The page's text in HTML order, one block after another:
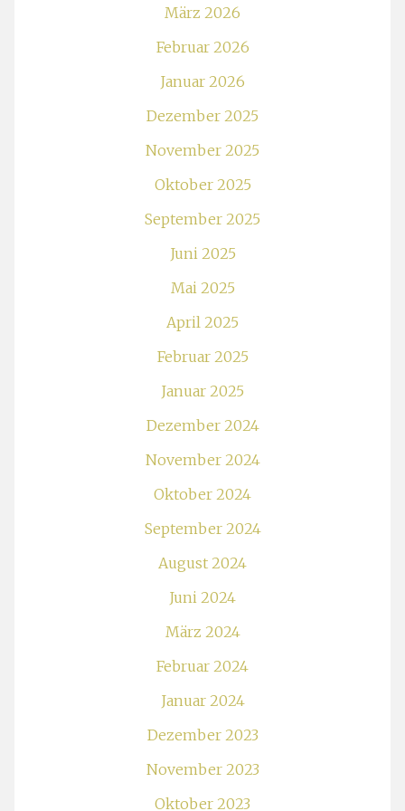
März 2026
Februar 2026
Januar 2026
Dezember 2025
November 2025
Oktober 2025
September 2025
Juni 2025
Mai 2025
April 2025
Februar 2025
Januar 2025
Dezember 2024
November 2024
Oktober 2024
September 2024
August 2024
Juni 2024
März 2024
Februar 2024
Januar 2024
Dezember 2023
November 2023
Oktober 2023